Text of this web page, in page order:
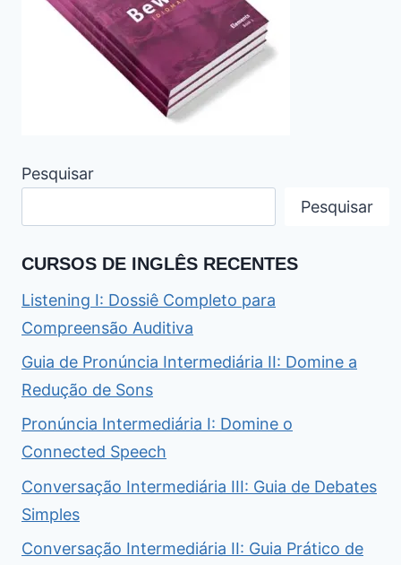
Pesquisar
Pesquisar
CURSOS DE INGLÊS RECENTES
Listening I: Dossiê Completo para
Compreensão Auditiva
Guia de Pronúncia Intermediária II: Domine a
Redução de Sons
Pronúncia Intermediária I: Domine o
Connected Speech
Conversação Intermediária III: Guia de Debates
Simples
Conversação Intermediária II: Guia Prático de